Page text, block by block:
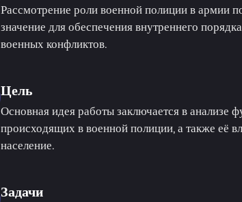
Рассмотрение роли военной полиции в армии
значение для обеспечения внутреннего
военных конфликтов.
Цель
Основная идея работы заключается в анализе
происходящих в военной полиции, а также её
население.
Задачи